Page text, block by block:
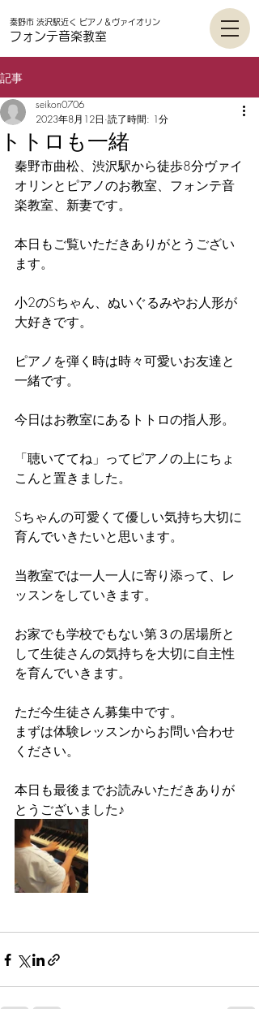
秦野市 渋沢駅近く ピアノ＆ヴァイオリン
フォンテ音楽教室
記事
トトロも一緒
seikon0706
2023年8月12日 読了時間: 1分
秦野市曲松、渋沢駅から徒歩8分ヴァイ
オリンとピアノのお教室、フォンテ音
楽教室、新妻です。
本日もご覧いただきありがとうござい
ます。
小2のSちゃん、ぬいぐるみやお人形が
大好きです。
ピアノを弾く時は時々可愛いお友達と
一緒です。
今日はお教室にあるトトロの指人形。
「聴いててね」ってピアノの上にちょ
こんと置きました。
Sちゃんの可愛くて優しい気持ち大切に
育んでいきたいと思います。
当教室では一人一人に寄り添って、レ
ッスンをしていきます。
お家でも学校でもない第３の居場所と
して生徒さんの気持ちを大切に自主性
を育んでいきます。
ただ今生徒さん募集中です。
まずは体験レッスンからお問い合わせ
ください。
本日も最後までお読みいただきありが
とうございました♪